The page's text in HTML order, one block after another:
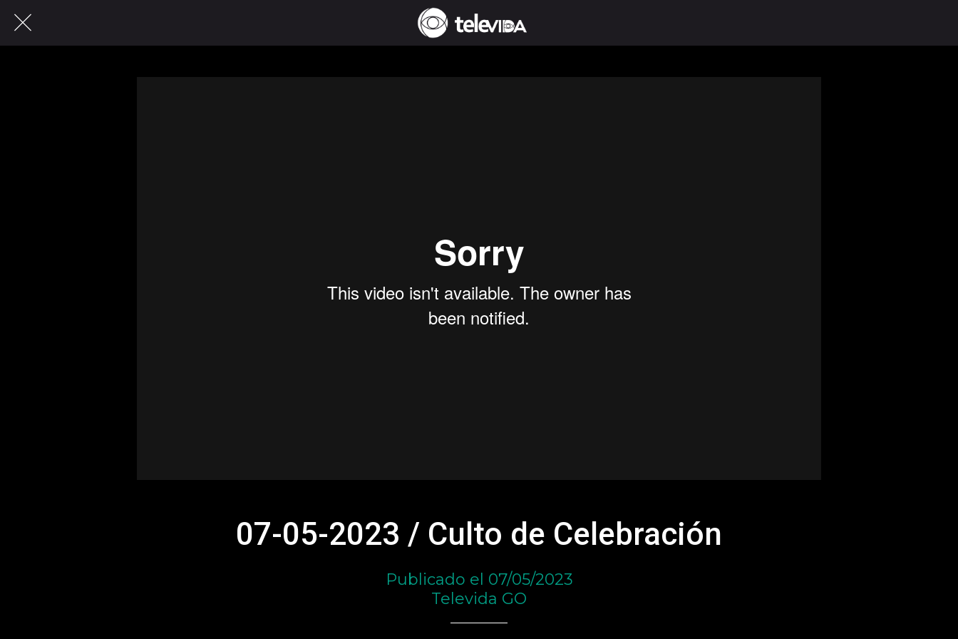
07-05-2023 / Culto de Celebración
Publicado el 07/05/2023
Televida GO